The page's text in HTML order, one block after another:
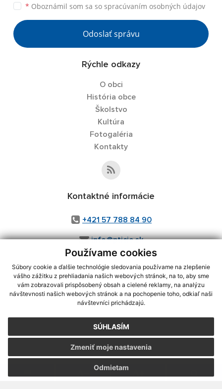
Používame cookies
Súbory cookie a ďalšie technológie sledovania používame na zlepšenie
vášho zážitku z prehliadania našich webových stránok, na to, aby sme
vám zobrazovali prispôsobený obsah a cielené reklamy, na analýzu
návštevnosti našich webových stránok a na pochopenie toho, odkiaľ naši
návštevníci prichádzajú.
SÚHLASÍM
Odmietam
Zmeniť moje nastavenia
* Oboznámil som sa so spracúvaním osobných údajov
Odoslať správu
Rýchle odkazy
O obci
História obce
Školstvo
Kultúra
Fotogaléria
Kontakty
Kontaktné informácie
+421 57 788 84 90
info@pticie.sk
využite možnosť získavania aktuálnych informácií s využitím RSS
CMS systém (redakčný) systém ECHELON 2,Mapa stránok,web portál
webex.digital, s.r.o.,domény,registrácia domény
Posledná aktualizácia:05.08.2026
Vytlačiť stránku|Vyhlásenie o prístupnosti